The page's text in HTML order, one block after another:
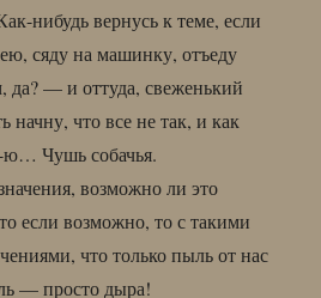
нибудь вернусь к теме, если
сяду на машинку, отъеду
да? — и оттуда, свеженький
начну, что все не так, и как
ю… Чушь собачья.
возможно ли это
если возможно, то с такими
что только пыль от нас
— просто дыра!